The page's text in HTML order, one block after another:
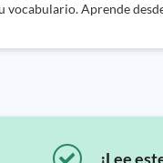
vocabulario. Aprende
¡Lee